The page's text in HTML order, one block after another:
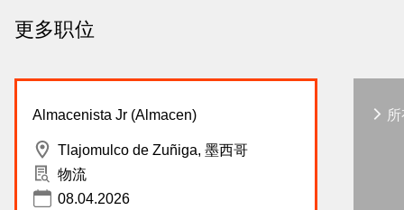
更多职位
Almacenista Jr (Almacen)
Tlajomulco de Zuñiga, 墨西哥
物流
08.04.2026